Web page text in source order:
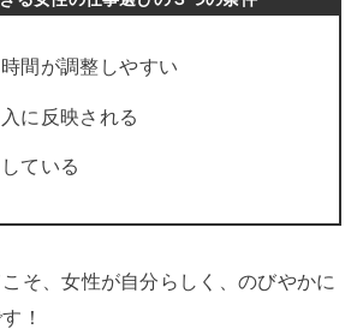
間が調整しやすい
に反映される
ている
そ、女性が自分らしく、のびやかに
！